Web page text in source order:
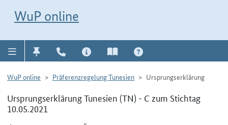
WuP online
WuP online Präferenzregelung Tunesien Ursprungserklärung
Ursprungserklärung Tunesien (TN) - C zum Stichtag
10.05.2021